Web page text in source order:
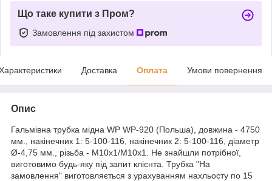
Що таке купити з Пром?
Замовлення під захистом
Доставка Оплата Умови повернення
Опис
Гальмівна трубка мідна WP WP-920 (Польша), довжина - 4750
мм., накінечник 1: 5-100-116, накінечник 2: 5-100-116, діаметр
Ø-4,75 мм., різьба - М10х1/М10х1. Не знайшли потрібної,
виготовимо будь-яку під запит клієнта. Трубка "На
замовлення" виготовляється з урахуванням нахльосту по 15